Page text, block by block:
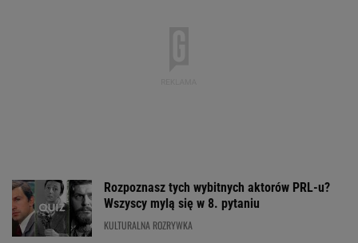
Rozpoznasz tych wybitnych aktorów PRL-u?
Wszyscy mylą się w 8. pytaniu
KULTURALNA ROZRYWKA